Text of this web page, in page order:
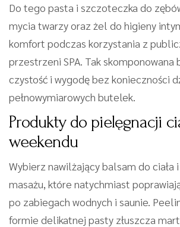
Do tego pasta i szczoteczka do
mycia twarzy oraz żel do higieny
komfort podczas korzystania z
przestrzeni SPA. Tak skomponowana
czystość i wygodę bez konieczności
pełnowymiarowych butelek.
Produkty do pielęgnacji
weekendu
Wybierz nawilżający balsam do ciała
masażu, które natychmiast
po zabiegach wodnych i saunie.
formie delikatnej pasty złuszcza